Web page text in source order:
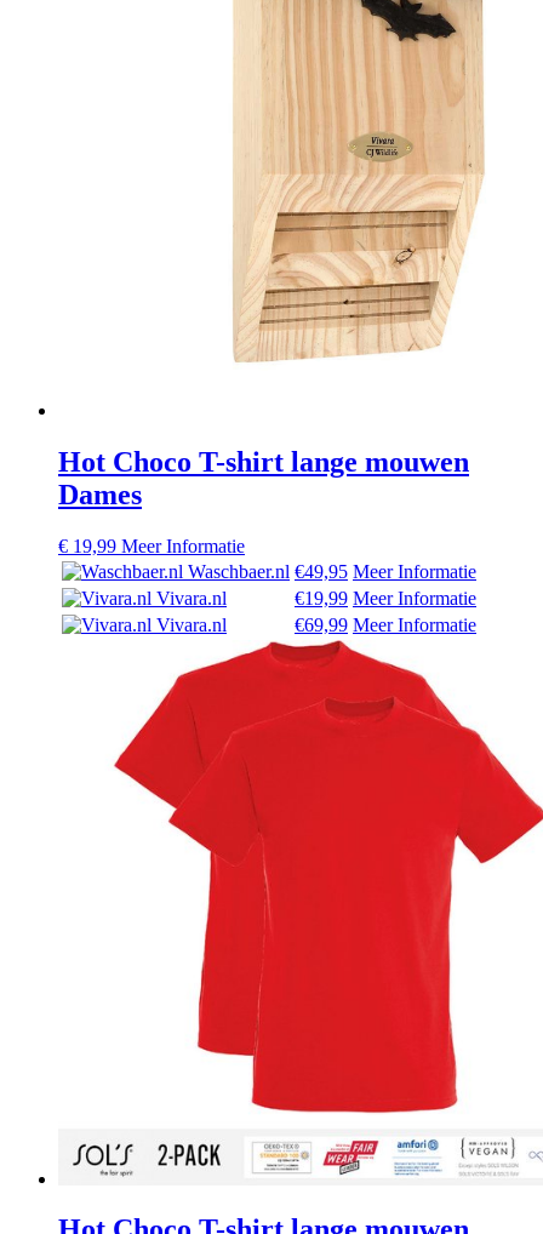
Hot Choco T-shirt lange mouwen
Dames
€ 19,99 Meer Informatie
Waschbaer.nl €49,95 Meer Informatie
Vivara.nl
€19,99 Meer Informatie
Vivara.nl
€69,99 Meer Informatie